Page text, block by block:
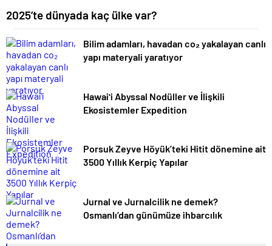
2025’te dünyada kaç ülke var?
Bilim adamları, havadan co₂ yakalayan canlı
yapı materyali yaratıyor
Hawaiʻi Abyssal Nodüller ve İlişkili
Ekosistemler Expedition
Porsuk Zeyve Höyük’teki Hitit dönemine ait
3500 Yıllık Kerpiç Yapılar
Jurnal ve Jurnalcilik ne demek?
Osmanlı’dan günümüze ihbarcılık